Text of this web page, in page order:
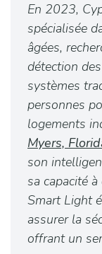
En 2023,
spécialisée
âgées,
détection
systèmes
personnes
logements
Myers,
son
sa capacité
Smart Light
assurer la
offrant un